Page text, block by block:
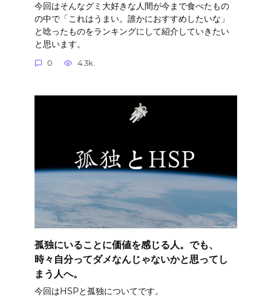
今回はそんなグミ大好きな人間が今まで食べたもの
の中で「これはうまい。誰かにおすすめしたいな」
と唸ったものをランキングにして紹介していきたい
と思います。
0 4.3k.
孤独にいることに価値を感じる人。でも、
時々自分ってダメなんじゃないかと思ってし
まう人へ。
今回はHSPと孤独についてです。